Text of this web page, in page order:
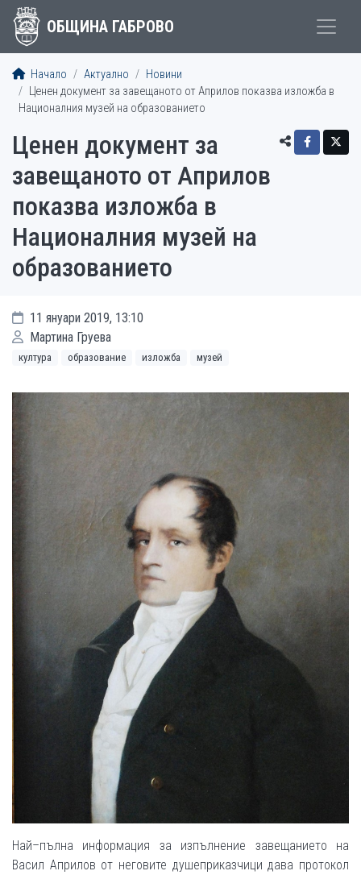
ОБЩИНА ГАБРОВО
Начало Актуално
Новини
Ценен документ за завещаното от Априлов показва изложба в
Националния музей на образованието
Ценен документ за
завещаното от Априлов
показва изложба в
Националния музей на
образованието
11 януари 2019, 13:10
Мартина Груева
култура образование изложба музей
Най–пълна информация за изпълнение завещанието на
Васил Априлов от неговите душеприказчици дава протокол